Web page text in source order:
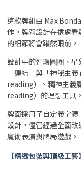
這款牌組由 Max
作 。牌背設計在遠處
的細節將會躍然眼前。
設計中的連環圓圈、
「連結」與「神秘主
reading）、精神主義
reading）的理想工具。
牌面採用了自定義字
設計。儘管經過全面
魔術表演與牌局遊戲。
【精緻包裝與頂級工藝】